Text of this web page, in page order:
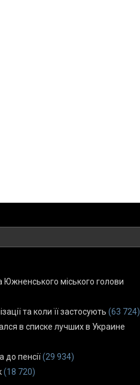
міського голови
та коли її застосують (63 724)
в списке лучших в Украине
до пенсії (29 934)
(18 720)